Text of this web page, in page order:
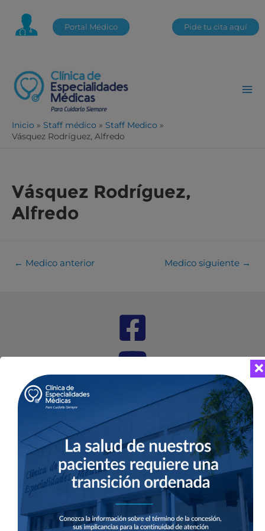
Portal Médico Pide tu cita aquí
Inicio Staff médico
Staff Medico
Vásquez Rodríguez, Alfredo
Vásquez Rodríguez,
Alfredo
← Medico anterior Medico siguiente →
Dirección
Jr. Eduardo Ordoñez 468 - San Borja